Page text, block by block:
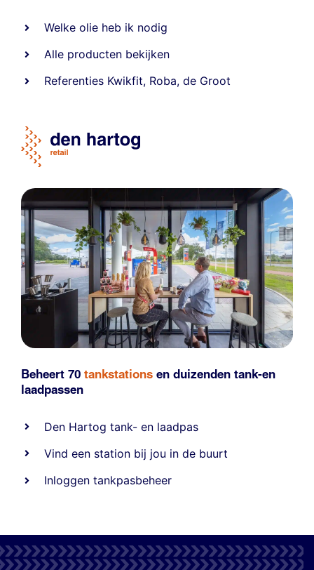
Welke olie heb ik nodig
Alle producten bekijken
Referenties Kwikfit, Roba,de Groot
Beheert 70 tankstations en duizenden tank-en
laadpassen
Den Hartog tank- en laadpas
Vind een station bij jou in de buurt
Inloggen tankpasbeheer